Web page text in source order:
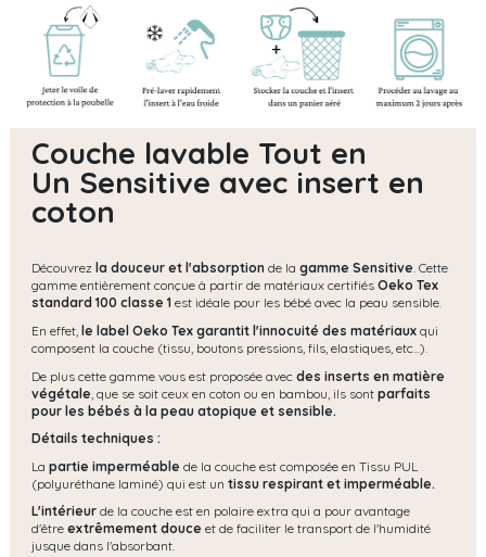
Couche lavable Tout en
Un Sensitive avec insert en
coton
Découvrez la douceur et l'absorption de la gamme Sensitive. Cette
gamme entièrement conçue à partir de matériaux certifiés Oeko Tex
standard 100 classe 1 est idéale pour les bébé avec la peau sensible.
En effet, le label Oeko Tex garantit l'innocuité des matériaux qui
composent la couche (tissu, boutons pressions, fils, elastiques, etc...).
De plus cette gamme vous est proposée avec des inserts en matière
végétale , que se soit ceux en coton ou en bambou, ils sont parfaits
pour les bébés à la peau atopique et sensible.
Détails techniques :
La partie imperméable de la couche est composée en Tissu PUL
(polyuréthane laminé) qui est un tissu respirant et imperméable.
L'intérieur de la couche est en polaire extra qui a pour avantage
d'être extrêmement douce et de faciliter le transport de l'humidité
jusque dans l'absorbant.